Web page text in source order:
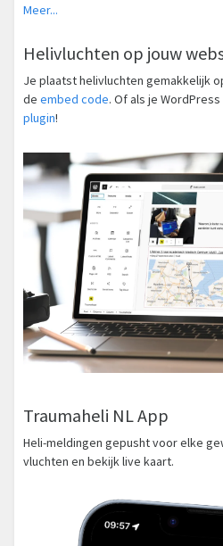
Meer...
Helivluchten op jouw
Je plaatst helivluchten gemakkelijk
de embed code. Of als je
plugin!
Traumaheli NL App
Heli-meldingen gepusht voor elke
vluchten en bekijk live kaart.